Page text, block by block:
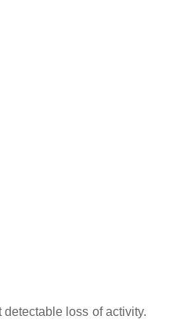
loss of activity.